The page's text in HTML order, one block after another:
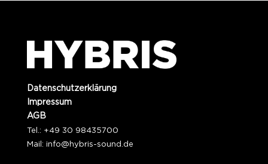
Datenschutzerklärung
Impressum
AGB
Tel.: +49 30 98435700
Mail: info@hybris-sound.de